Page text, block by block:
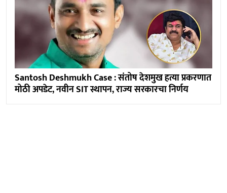
Santosh Deshmukh Case : संतोष देशमुख हत्या प्रकरणात
मोठी अपडेट, नवीन SIT स्थापन, राज्य सरकारचा निर्णय